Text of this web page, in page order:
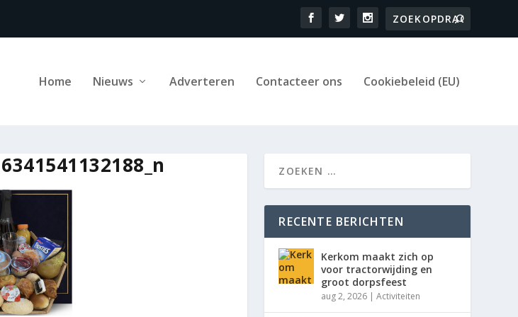
Home Nieuws Adverteren Contacteer ons Cookiebeleid (EU)
RECENTE BERICHTEN
Kerkom maakt zich op
voor tractorwijding en
groot dorpsfeest
aug 2, 2026 |Activiteiten